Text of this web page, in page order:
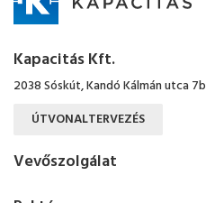
Kapacitás Kft.
2038 Sóskút, Kandó Kálmán utca 7b
ÚTVONALTERVEZÉS
Vevőszolgálat